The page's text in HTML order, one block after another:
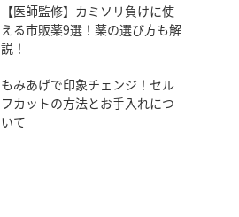
【医師監修】カミソリ負けに使
える市販薬9選！薬の選び方も解
説！
もみあげで印象チェンジ！セル
フカットの方法とお手入れにつ
いて